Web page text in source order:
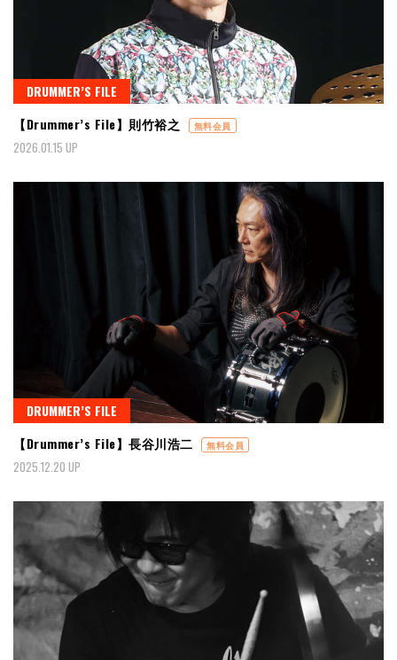
DRUMMER’S FILE
【Drummer’s File】則竹裕之
無料会員
2026.01.15 UP
DRUMMER’S FILE
【Drummer’s File】長谷川浩二
無料会員
2025.12.20 UP